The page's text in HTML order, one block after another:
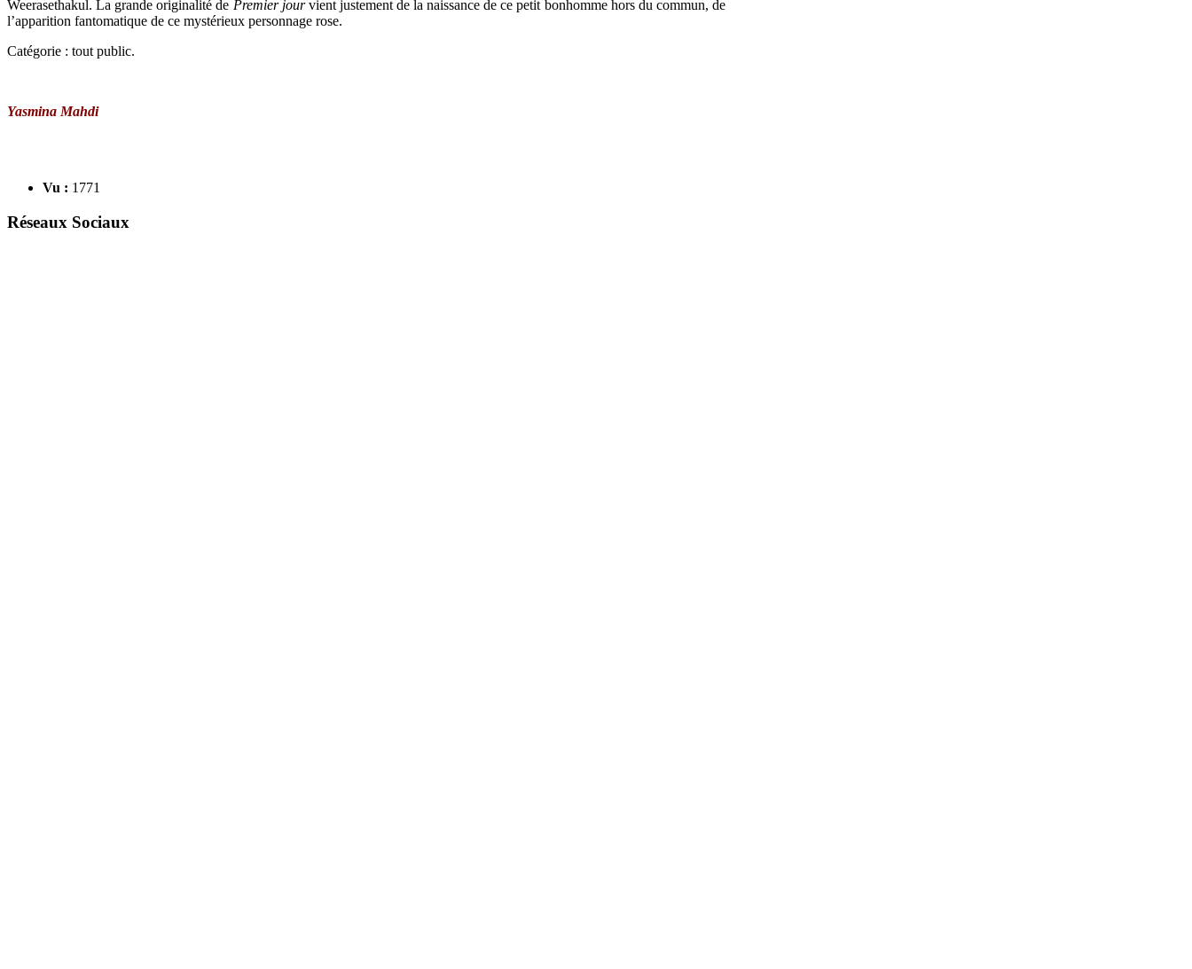
Weerasethakul. La grande originalité de Premier jourvient justement de la naissance de ce petit bonhomme hors du commun, de
l’apparition fantomatique de ce mystérieux personnage rose.
Catégorie : tout public.
Yasmina Mahdi
Vu : 1771
Réseaux Sociaux